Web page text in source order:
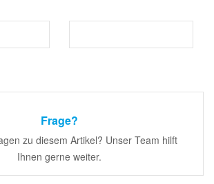
Frage?
zu diesem Artikel? Unser Team hilft
Ihnen gerne weiter.